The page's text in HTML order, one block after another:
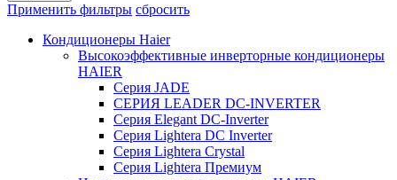
Применить фильтры сбросить
Кондиционеры Haier
Высокоэффективные инверторные кондиционеры
HAIER
Серия JADE
СЕРИЯ LEADER DC-INVERTER
Серия Elegant DC-Inverter
Серия Lightera DC Inverter
Серия Lightera Crystal
Серия Lightera Премиум